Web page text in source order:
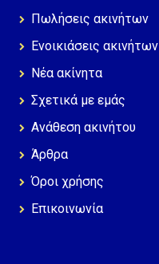
Πωλήσεις ακινήτων
Ενοικιάσεις ακινήτων
Νέα ακίνητα
Σχετικά με εμάς
Ανάθεση ακινήτου
Άρθρα
Όροι χρήσης
Επικοινωνία